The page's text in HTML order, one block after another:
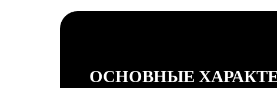
ОСНОВНЫЕ